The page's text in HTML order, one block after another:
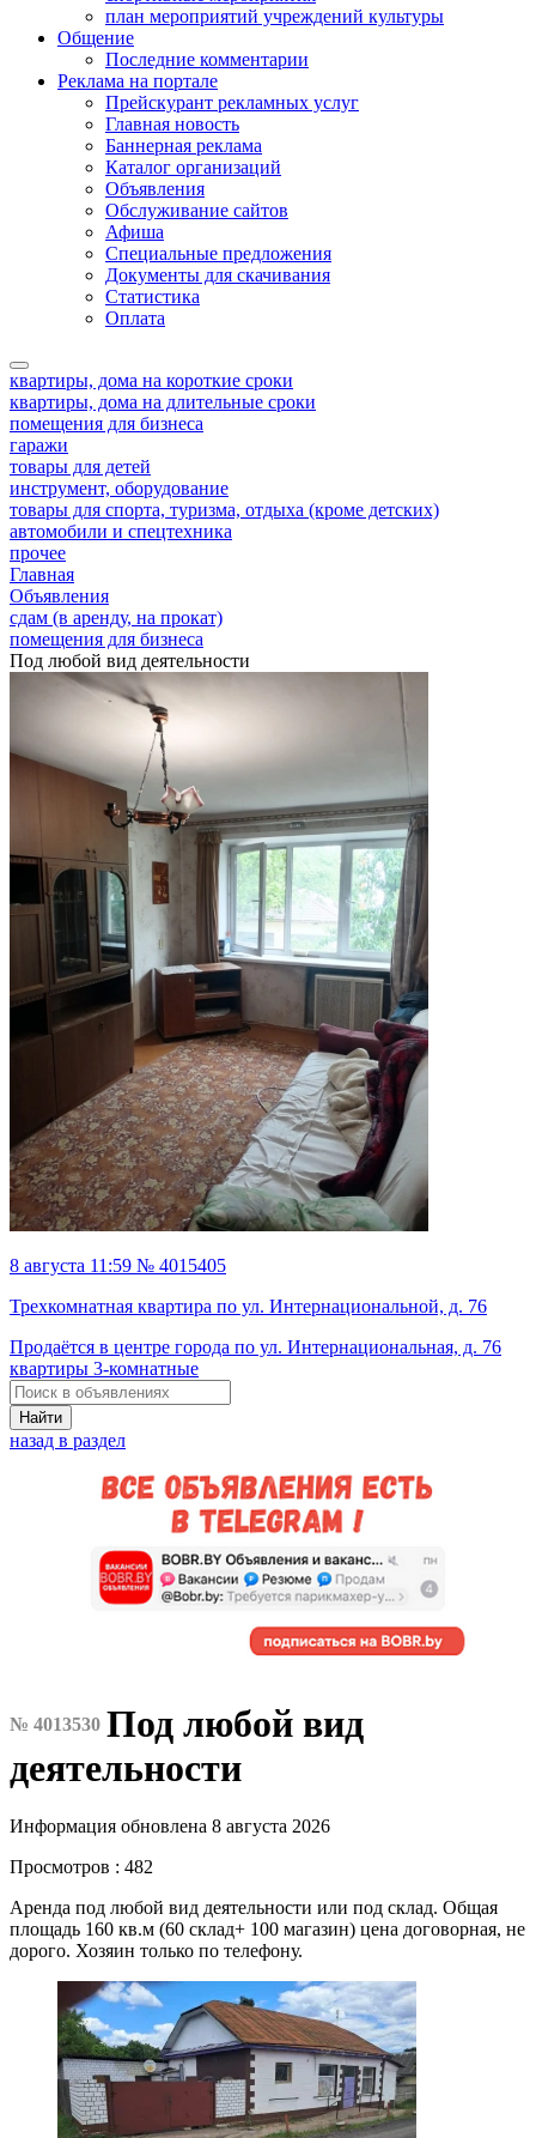
план мероприятий учреждений культуры
Общение
Последние комментарии
Реклама на портале
Прейскурант рекламных услуг
Главная новость
Баннерная реклама
Каталог организаций
Объявления
Обслуживание сайтов
Афиша
Специальные предложения
Документы для скачивания
Статистика
Оплата
квартиры, дома на короткие сроки
квартиры, дома на длительные сроки
помещения для бизнеса
гаражи
товары для детей
инструмент, оборудование
товары для спорта, туризма, отдыха (кроме детских)
автомобили и спецтехника
прочее
Главная
Объявления
сдам (в аренду, на прокат)
помещения для бизнеса
Под любой вид деятельности
8 августа 11:59 № 4015405
Трехкомнатная квартира по ул. Интернациональной, д. 76
Продаётся в центре города по ул. Интернациональная, д. 76
квартиры 3-комнатные
Найти
назад в раздел
№ 4013530 Под любой вид
деятельности
Информация обновлена 8 августа 2026
Просмотров : 482
Аренда под любой вид деятельности или под склад. Общая
площадь 160 кв.м (60 склад+ 100 магазин) цена договорная, не
дорого. Хозяин только по телефону.